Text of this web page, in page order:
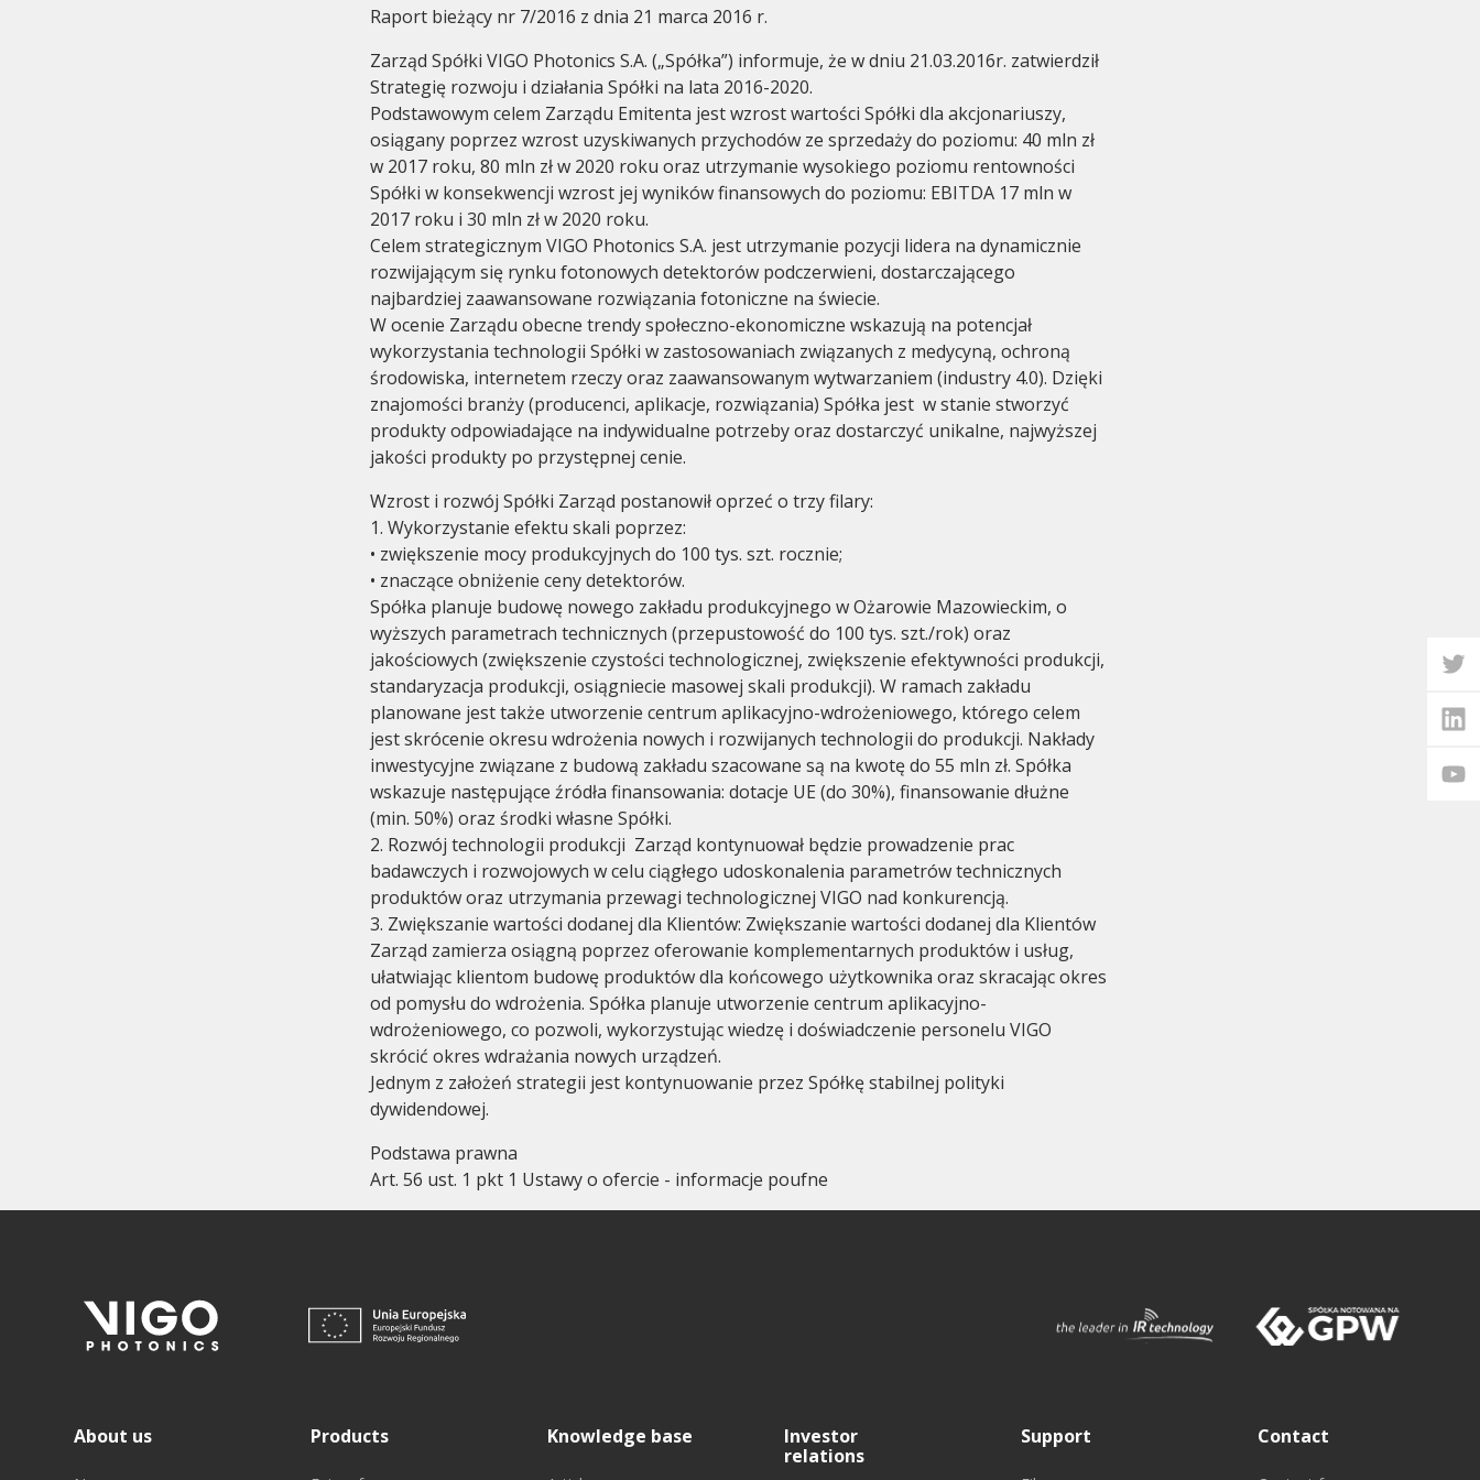
Historia Ład korporacyjny Walne zgromadzenie
Raport bieżący nr 7/2016 z dnia 21 marca 2016 r.
Zarząd Spółki VIGO Photonics S.A. („Spółka”) informuje, że w dniu 21.03.2016r. zatwierdził
Strategię rozwoju i działania Spółki na lata 2016-2020.
Podstawowym celem Zarządu Emitenta jest wzrost wartości Spółki dla akcjonariuszy,
osiągany poprzez wzrost uzyskiwanych przychodów ze sprzedaży do poziomu: 40 mln zł
w 2017 roku, 80 mln zł w 2020 roku oraz utrzymanie wysokiego poziomu rentowności
Spółki w konsekwencji wzrost jej wyników finansowych do poziomu: EBITDA 17 mln w
2017 roku i 30 mln zł w 2020 roku.
Celem strategicznym VIGO Photonics S.A. jest utrzymanie pozycji lidera na dynamicznie
rozwijającym się rynku fotonowych detektorów podczerwieni, dostarczającego
najbardziej zaawansowane rozwiązania fotoniczne na świecie.
W ocenie Zarządu obecne trendy społeczno-ekonomiczne wskazują na potencjał
wykorzystania technologii Spółki w zastosowaniach związanych z medycyną, ochroną
środowiska, internetem rzeczy oraz zaawansowanym wytwarzaniem (industry 4.0). Dzięki
znajomości branży (producenci, aplikacje, rozwiązania) Spółka jest w stanie stworzyć
produkty odpowiadające na indywidualne potrzeby oraz dostarczyć unikalne, najwyższej
jakości produkty po przystępnej cenie.
Wzrost i rozwój Spółki Zarząd postanowił oprzeć o trzy filary:
1. Wykorzystanie efektu skali poprzez:
• zwiększenie mocy produkcyjnych do 100 tys. szt. rocznie;
• znaczące obniżenie ceny detektorów.
Spółka planuje budowę nowego zakładu produkcyjnego w Ożarowie Mazowieckim, o
wyższych parametrach technicznych (przepustowość do 100 tys. szt./rok) oraz
jakościowych (zwiększenie czystości technologicznej, zwiększenie efektywności produkcji,
standaryzacja produkcji, osiągniecie masowej skali produkcji). W ramach zakładu
planowane jest także utworzenie centrum aplikacyjno-wdrożeniowego, którego celem
jest skrócenie okresu wdrożenia nowych i rozwijanych technologii do produkcji. Nakłady
inwestycyjne związane z budową zakładu szacowane są na kwotę do 55 mln zł. Spółka
wskazuje następujące źródła finansowania: dotacje UE (do 30%), finansowanie dłużne
(min. 50%) oraz środki własne Spółki.
2. Rozwój technologii produkcji Zarząd kontynuował będzie prowadzenie prac
badawczych i rozwojowych w celu ciągłego udoskonalenia parametrów technicznych
produktów oraz utrzymania przewagi technologicznej VIGO nad konkurencją.
3. Zwiększanie wartości dodanej dla Klientów: Zwiększanie wartości dodanej dla Klientów
Zarząd zamierza osiągną poprzez oferowanie komplementarnych produktów i usług,
ułatwiając klientom budowę produktów dla końcowego użytkownika oraz skracając okres
od pomysłu do wdrożenia. Spółka planuje utworzenie centrum aplikacyjno-
wdrożeniowego, co pozwoli, wykorzystując wiedzę i doświadczenie personelu VIGO
skrócić okres wdrażania nowych urządzeń.
Jednym z założeń strategii jest kontynuowanie przez Spółkę stabilnej polityki
dywidendowej.
Podstawa prawna
Art. 56 ust. 1 pkt 1 Ustawy o ofercie - informacje poufne
About us Products Knowledge base
Investor
relations
Support Contact